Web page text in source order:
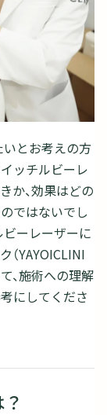
とお考えの方
ッチルビーレ
か、効果はどの
ではないでし
ビーレーザーに
（YAYOICLINI
、施術への理解
にしてくださ